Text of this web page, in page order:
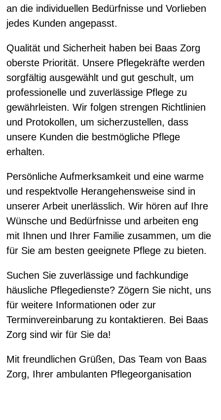
an die individuellen Bedürfnisse und Vorlieben
jedes Kunden angepasst.
Qualität und Sicherheit haben bei Baas Zorg
oberste Priorität. Unsere Pflegekräfte werden
sorgfältig ausgewählt und gut geschult, um
professionelle und zuverlässige Pflege zu
gewährleisten. Wir folgen strengen Richtlinien
und Protokollen, um sicherzustellen, dass
unsere Kunden die bestmögliche Pflege
erhalten.
Persönliche Aufmerksamkeit und eine warme
und respektvolle Herangehensweise sind in
unserer Arbeit unerlässlich. Wir hören auf Ihre
Wünsche und Bedürfnisse und arbeiten eng
mit Ihnen und Ihrer Familie zusammen, um die
für Sie am besten geeignete Pflege zu bieten.
Suchen Sie zuverlässige und fachkundige
häusliche Pflegedienste? Zögern Sie nicht, uns
für weitere Informationen oder zur
Terminvereinbarung zu kontaktieren. Bei Baas
Zorg sind wir für Sie da!
Mit freundlichen Grüßen, Das Team von Baas
Zorg, Ihrer ambulanten Pflegeorganisation